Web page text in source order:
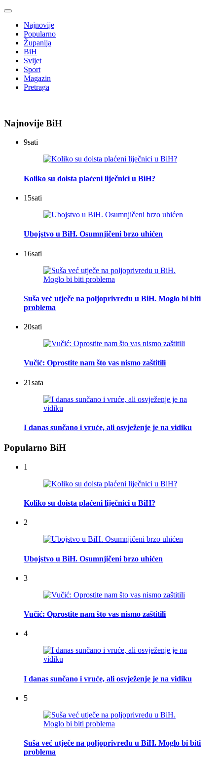
Najnovije
Popularno
Županija
BiH
Svijet
Sport
Magazin
Pretraga
Najnovije BiH
9sati
Koliko su doista plaćeni liječnici u BiH?
15sati
Ubojstvo u BiH. Osumnjičeni brzo uhićen
16sati
Suša već utječe na poljoprivredu u BiH. Moglo bi biti
problema
20sati
Vučić: Oprostite nam što vas nismo zaštitili
21sata
I danas sunčano i vruće, ali osvježenje je na vidiku
Popularno BiH
1
Koliko su doista plaćeni liječnici u BiH?
2
Ubojstvo u BiH. Osumnjičeni brzo uhićen
3
Vučić: Oprostite nam što vas nismo zaštitili
4
I danas sunčano i vruće, ali osvježenje je na vidiku
5
Suša već utječe na poljoprivredu u BiH. Moglo bi biti
problema